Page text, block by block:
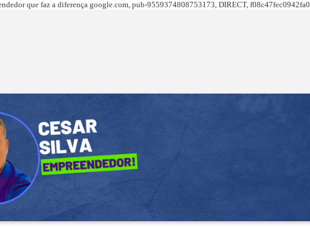
que faz a diferença google.com, pub-9559374808753173, DIRECT, f08c47fec0942fa0